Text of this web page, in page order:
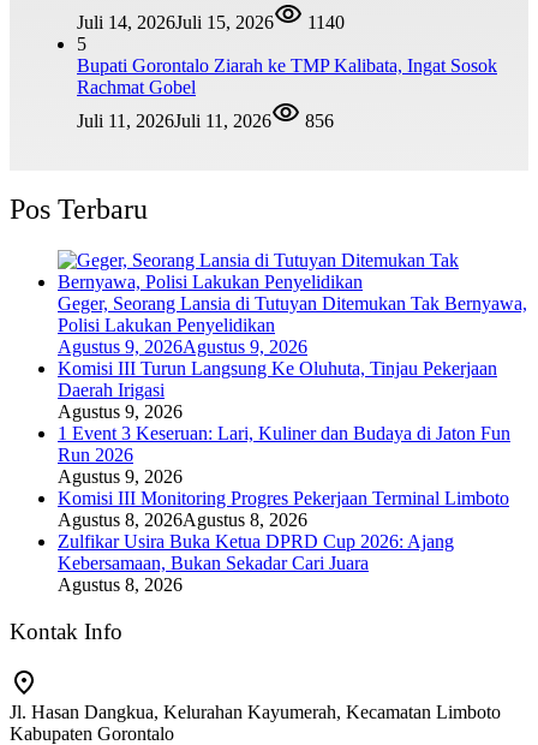
Juli 14, 2026Juli 15, 2026
1140
5
Bupati Gorontalo Ziarah ke TMP Kalibata, Ingat Sosok
Rachmat Gobel
Juli 11, 2026Juli 11, 2026 856
Pos Terbaru
Geger, Seorang Lansia di Tutuyan Ditemukan Tak Bernyawa,
Polisi Lakukan Penyelidikan
Agustus 9, 2026Agustus 9, 2026
Komisi III Turun Langsung Ke Oluhuta, Tinjau Pekerjaan
Daerah Irigasi
Agustus 9, 2026
1 Event 3 Keseruan: Lari, Kuliner dan Budaya di Jaton Fun
Run 2026
Agustus 9, 2026
Komisi III Monitoring Progres Pekerjaan Terminal Limboto
Agustus 8, 2026Agustus 8, 2026
Zulfikar Usira Buka Ketua DPRD Cup 2026: Ajang
Kebersamaan, Bukan Sekadar Cari Juara
Agustus 8, 2026
Kontak Info
Jl. Hasan Dangkua, Kelurahan Kayumerah, Kecamatan Limboto
Kabupaten Gorontalo